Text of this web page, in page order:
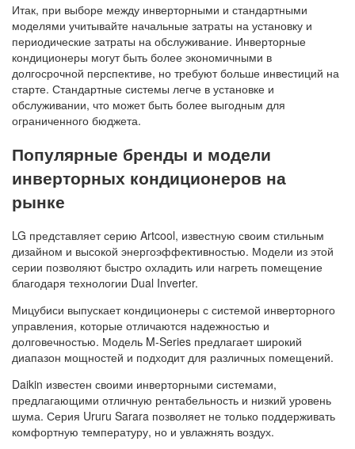
Итак, при выборе между инверторными и стандартными
моделями учитывайте начальные затраты на установку и
периодические затраты на обслуживание. Инверторные
кондиционеры могут быть более экономичными в
долгосрочной перспективе, но требуют больше инвестиций на
старте. Стандартные системы легче в установке и
обслуживании, что может быть более выгодным для
ограниченного бюджета.
Популярные бренды и модели
инверторных кондиционеров на
рынке
LG представляет серию Artcool, известную своим стильным
дизайном и высокой энергоэффективностью. Модели из этой
серии позволяют быстро охладить или нагреть помещение
благодаря технологии Dual Inverter.
Мицубиси выпускает кондиционеры с системой инверторного
управления, которые отличаются надежностью и
долговечностью. Модель M-Series предлагает широкий
диапазон мощностей и подходит для различных помещений.
Daikin известен своими инверторными системами,
предлагающими отличную рентабельность и низкий уровень
шума. Серия Ururu Sarara позволяет не только поддерживать
комфортную температуру, но и увлажнять воздух.